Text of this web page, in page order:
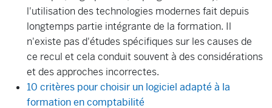
l'utilisation des technologies modernes fait depuis
longtemps partie intégrante de la formation. Il
n'existe pas d'études spécifiques sur les causes de
ce recul et cela conduit souvent à des considérations
et des approches incorrectes.
10 critères pour choisir un logiciel adapté à la
formation en comptabilité